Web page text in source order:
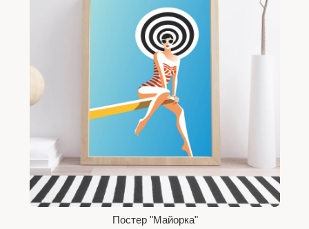
Постер "Майорка"